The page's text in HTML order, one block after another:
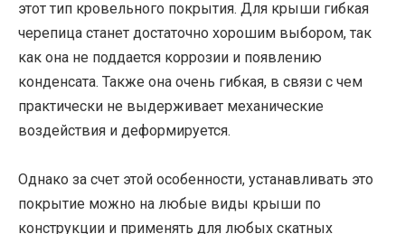
этот тип кровельного покрытия. Для крыши гибкая
черепица станет достаточно хорошим выбором, так
как она не поддается коррозии и появлению
конденсата. Также она очень гибкая, в связи с чем
практически не выдерживает механические
воздействия и деформируется.
Однако за счет этой особенности, устанавливать это
покрытие можно на любые виды крыши по
конструкции и применять для любых скатных